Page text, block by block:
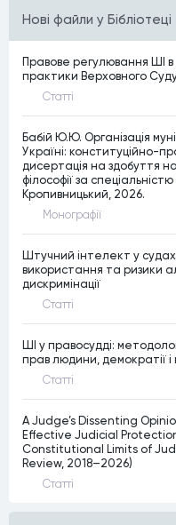
Нові файли у Бібліотеці
Правове регулювання ШІ
практики Верховного
Статтi
Бабій Ю.Ю. Організація
Україні: конституційно-
дисертація на здобуття
філософії за
Кропивницький, 2026.
Монографiї
Штучний інтелект у судах
використання та ризики
дискримінації
Статтi
ШІ у правосудді:
прав людини, демократії
Статтi
A Judge’s Dissenting
Effective Judicial
Constitutional Limits of
Review, 2018–2026)
Статтi